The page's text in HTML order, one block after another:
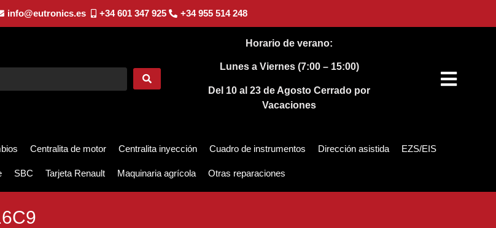
info@eutronics.es +34 601 347 925 +34 955 514 248
Horario de verano:
Lunes a Viernes (7:00 – 15:00)
Del 10 al 23 de AgostoCerrado por
Vacaciones
Centralita de motor Centralita inyección Cuadro de instrumentos Dirección asistida EZS/EIS
SBC Tarjeta Renault Maquinaria agrícola Otras reparaciones